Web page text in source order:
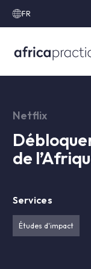
FR
Netflix
de
Services
Études d'impact